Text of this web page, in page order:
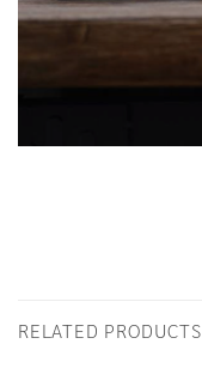
RELATED PRODUCTS